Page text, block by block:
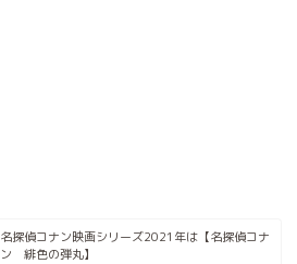
名探偵コナン映画シリーズ2021年は【名探偵コナ
ン 緋色の弾丸】